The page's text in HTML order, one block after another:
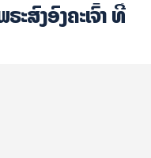
ະ​ສົງ​ອົງ​ຄະ​ເຈົ້າ ທີ່​